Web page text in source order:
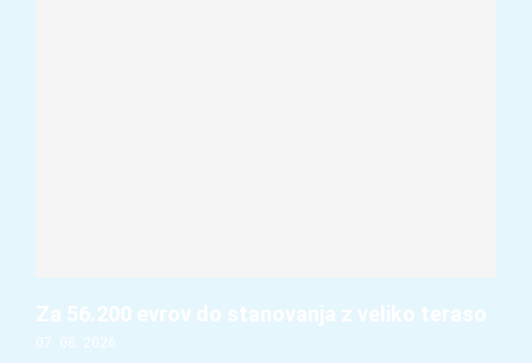
Za 56.200 evrov do stanovanja z veliko teraso
07. 08. 2026